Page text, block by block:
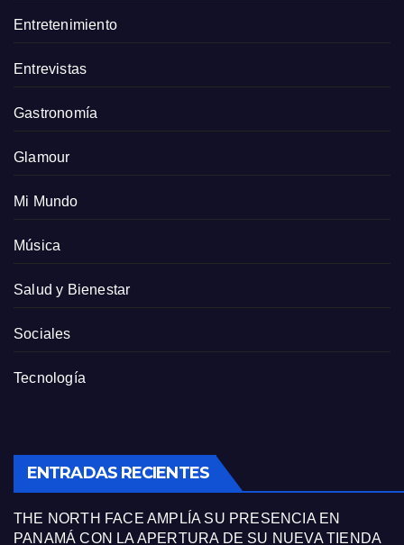
Entretenimiento
Entrevistas
Gastronomía
Glamour
Mi Mundo
Música
Salud y Bienestar
Sociales
Tecnología
ENTRADAS RECIENTES
THE NORTH FACE AMPLÍA SU PRESENCIA EN
PANAMÁ CON LA APERTURA DE SU NUEVA TIENDA